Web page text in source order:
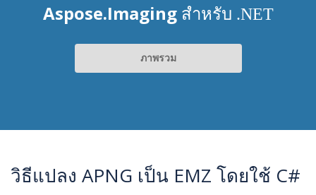
Aspose.Imaging สำหรับ .NET
ภาพรวม
วิธีแปลง APNG เป็น EMZ โดยใช้ C#